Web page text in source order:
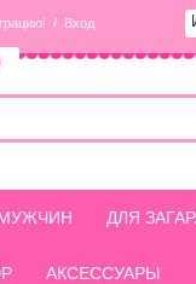
/ Вход
ДЛЯ
АКСЕССУАРЫ